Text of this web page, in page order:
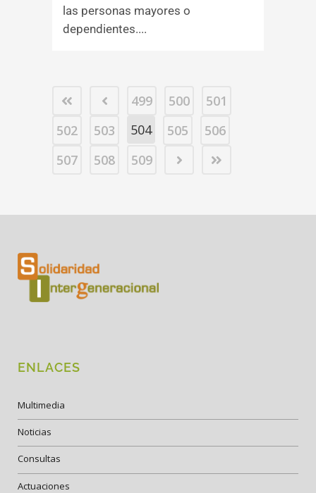
las personas mayores o
dependientes....
499 500
501
502
503 504 505
506
507
508 509
ENLACES
Multimedia
Noticias
Consultas
Actuaciones